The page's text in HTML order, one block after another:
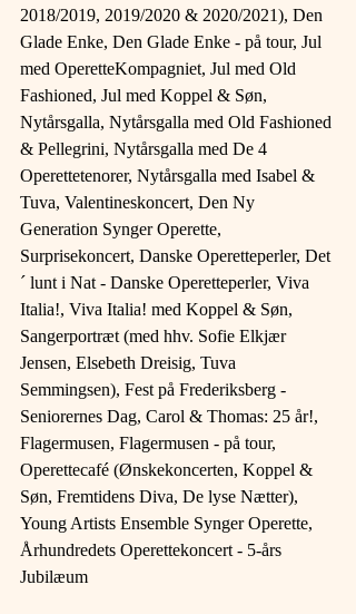
2018/2019, 2019/2020 & 2020/2021), Den
Glade Enke, Den Glade Enke - på tour, Jul
med OperetteKompagniet, Jul med Old
Fashioned, Jul med Koppel & Søn,
Nytårsgalla, Nytårsgalla med Old Fashioned
& Pellegrini, Nytårsgalla med De 4
Operettetenorer, Nytårsgalla med Isabel &
Tuva, Valentineskoncert, Den Ny
Generation Synger Operette,
Surprisekoncert, Danske Operetteperler, Det
´ lunt i Nat - Danske Operetteperler, Viva
Italia!, Viva Italia! med Koppel & Søn,
Sangerportræt (med hhv. Sofie Elkjær
Jensen, Elsebeth Dreisig, Tuva
Semmingsen), Fest på Frederiksberg -
Seniorernes Dag, Carol & Thomas: 25 år!,
Flagermusen, Flagermusen - på tour,
Operettecafé (Ønskekoncerten, Koppel &
Søn, Fremtidens Diva, De lyse Nætter),
Young Artists Ensemble Synger Operette,
Århundredets Operettekoncert - 5-års
Jubilæum